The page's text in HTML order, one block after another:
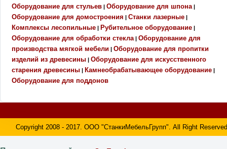
Оборудование для стульев | Оборудование для шпона |
Оборудование для домостроения | Станки лазерные |
Комплексы лесопильные | Рубительное оборудование |
Оборудование для обработки стекла | Оборудование для
производства мягкой мебели | Оборудование для пропитки
изделий из древесины | Оборудование для искусственного
старения древесины | Камнеобрабатывающее оборудование |
Оборудование для поддонов
Copyright 2008 - 2017. ООО "СтанкиМебельГрупп". All Right